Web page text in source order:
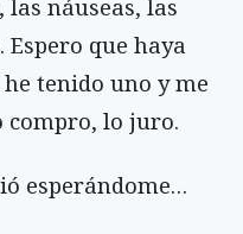
las náuseas, las
Espero que haya
tenido uno y me
compro, lo juro.
esperándome…